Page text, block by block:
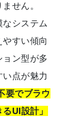
せん。
システム
すい傾向
ン型が多
点が魅力
要でブラウ
UI設計」